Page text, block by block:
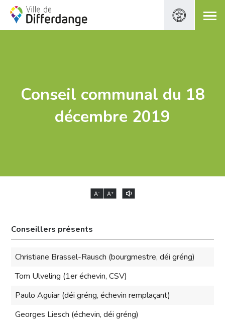
Conseil communal du 18
décembre 2019
A- A+
Conseillers présents
Christiane Brassel-Rausch (bourgmestre, déi gréng)
Tom Ulveling (1er échevin, CSV)
Paulo Aguiar (déi gréng, échevin remplaçant)
Georges Liesch (échevin, déi gréng)